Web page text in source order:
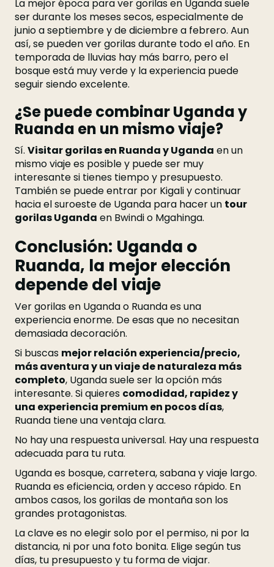
La mejor época para ver gorilas en Uganda suele
ser durante los meses secos, especialmente de
junio a septiembre y de diciembre a febrero. Aun
así, se pueden ver gorilas durante todo el año. En
temporada de lluvias hay más barro, pero el
bosque está muy verde y la experiencia puede
seguir siendo excelente.
¿Se puede combinar Uganda y
Ruanda en un mismo viaje?
Sí. Visitar gorilas en Ruanda y Uganda en un
mismo viaje es posible y puede ser muy
interesante si tienes tiempo y presupuesto.
También se puede entrar por Kigali y continuar
hacia el suroeste de Uganda para hacer un tour
gorilas Uganda en Bwindi o Mgahinga.
Conclusión: Uganda o
Ruanda, la mejor elección
depende del viaje
Ver gorilas en Uganda o Ruanda es una
experiencia enorme. De esas que no necesitan
demasiada decoración.
Si buscas mejor relación experiencia/precio,
más aventura y un viaje de naturaleza más
completo, Uganda suele ser la opción más
interesante. Si quieres comodidad, rapidez y
una experiencia premium en pocos días,
Ruanda tiene una ventaja clara.
No hay una respuesta universal. Hay una respuesta
adecuada para tu ruta.
Uganda es bosque, carretera, sabana y viaje largo.
Ruanda es eficiencia, orden y acceso rápido. En
ambos casos, los gorilas de montaña son los
grandes protagonistas.
La clave es no elegir solo por el permiso, ni por la
distancia, ni por una foto bonita. Elige según tus
días, tu presupuesto y tu forma de viajar.